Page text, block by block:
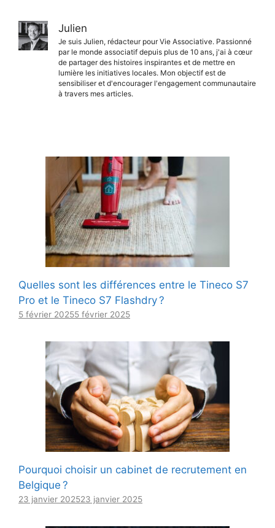
Julien
Je suis Julien, rédacteur pour Vie Associative. Passionné
par le monde associatif depuis plus de 10 ans, j'ai à cœur
de partager des histoires inspirantes et de mettre en
lumière les initiatives locales. Mon objectif est de
sensibiliser et d'encourager l'engagement communautaire
à travers mes articles.
Quelles sont les différences entre le Tineco S7
Pro et le Tineco S7 Flashdry ?
5 février 20255 février 2025
Pourquoi choisir un cabinet de recrutement en
Belgique ?
23 janvier 202523 janvier 2025